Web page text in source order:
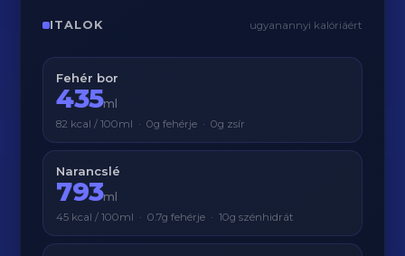
ITALOK ugyanannyi kalóriáért
Fehér bor
435ml
82 kcal / 100ml · 0g fehérje · 0g zsír
Narancslé
793ml
45 kcal / 100ml · 0.7g fehérje · 10g szénhidrát